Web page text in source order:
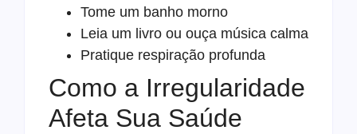
Tome um banho morno
Leia um livro ou ouça música calma
Pratique respiração profunda
Como a Irregularidade
Afeta Sua Saúde